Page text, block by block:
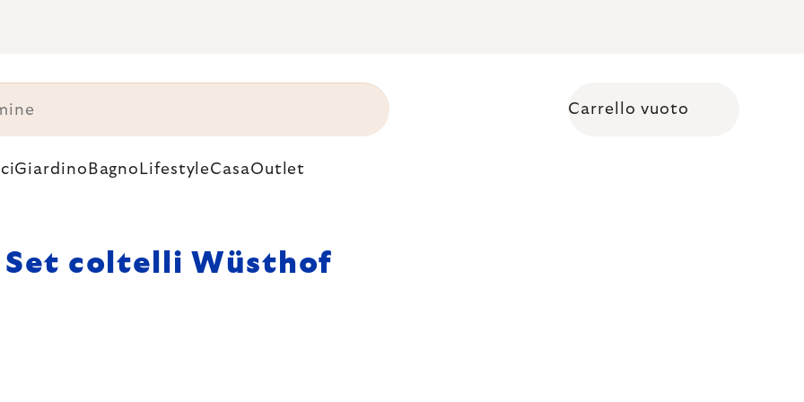
Carrello vuoto
Giardino Bagno LifestyleCasaOutlet
Set coltelli Wüsthof